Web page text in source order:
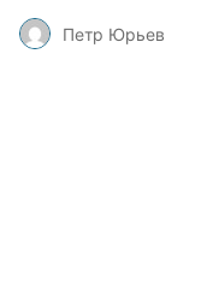
Петр Юрьев